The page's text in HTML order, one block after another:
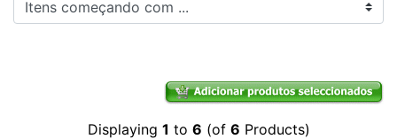
Displaying 1 to 6 (of 6 Products)